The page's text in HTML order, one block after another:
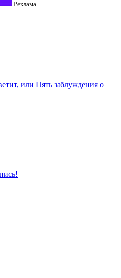
Реклама.
или Пять заблуждения о